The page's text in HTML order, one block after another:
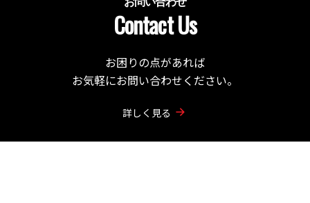
Contact Us
お困りの点があれば
お気軽にお問い合わせください。
詳しく見る